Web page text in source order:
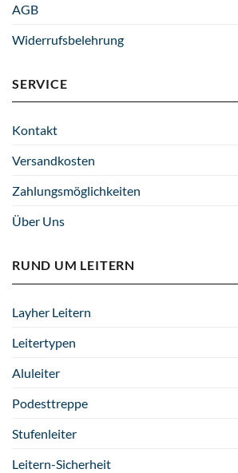
AGB
Widerrufsbelehrung
SERVICE
Kontakt
Versandkosten
Zahlungsmöglichkeiten
Über Uns
RUND UM LEITERN
Layher Leitern
Leitertypen
Aluleiter
Podesttreppe
Stufenleiter
Leitern-Sicherheit